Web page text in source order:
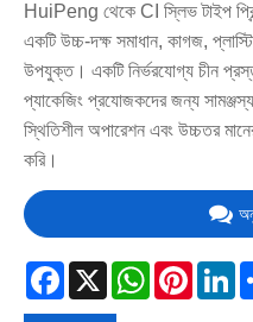
HuiPeng থেকে CI স্লিভ টাইপ
একটি উচ্চ-দক্ষ সমাধান, কাগজ,
উপযুক্ত। একটি নির্ভরযোগ্য চীন
প্যাকেজিং প্রযোজকদের জন্য
স্থিতিশীল অপারেশন এবং উচ্চতর
করি।
Facebook
X WhatsApp